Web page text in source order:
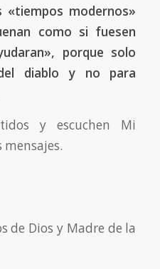
«tiempos modernos»
como si fuesen
porque solo
diablo y no para
y escuchen Mi
mensajes.
de Dios y Madre de la